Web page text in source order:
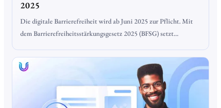
2025
Die digitale Barrierefreiheit wird ab Juni 2025 zur Pflicht. Mit
dem Barrierefreiheitsstärkungsgesetz 2025 (BFSG) setzt
um. Ziel ist es, sicherzustellen, dass digitale Angebote auffindbar,
zugänglich und nutzbar sind – grundsätzlich ohne fremde Hilfe.